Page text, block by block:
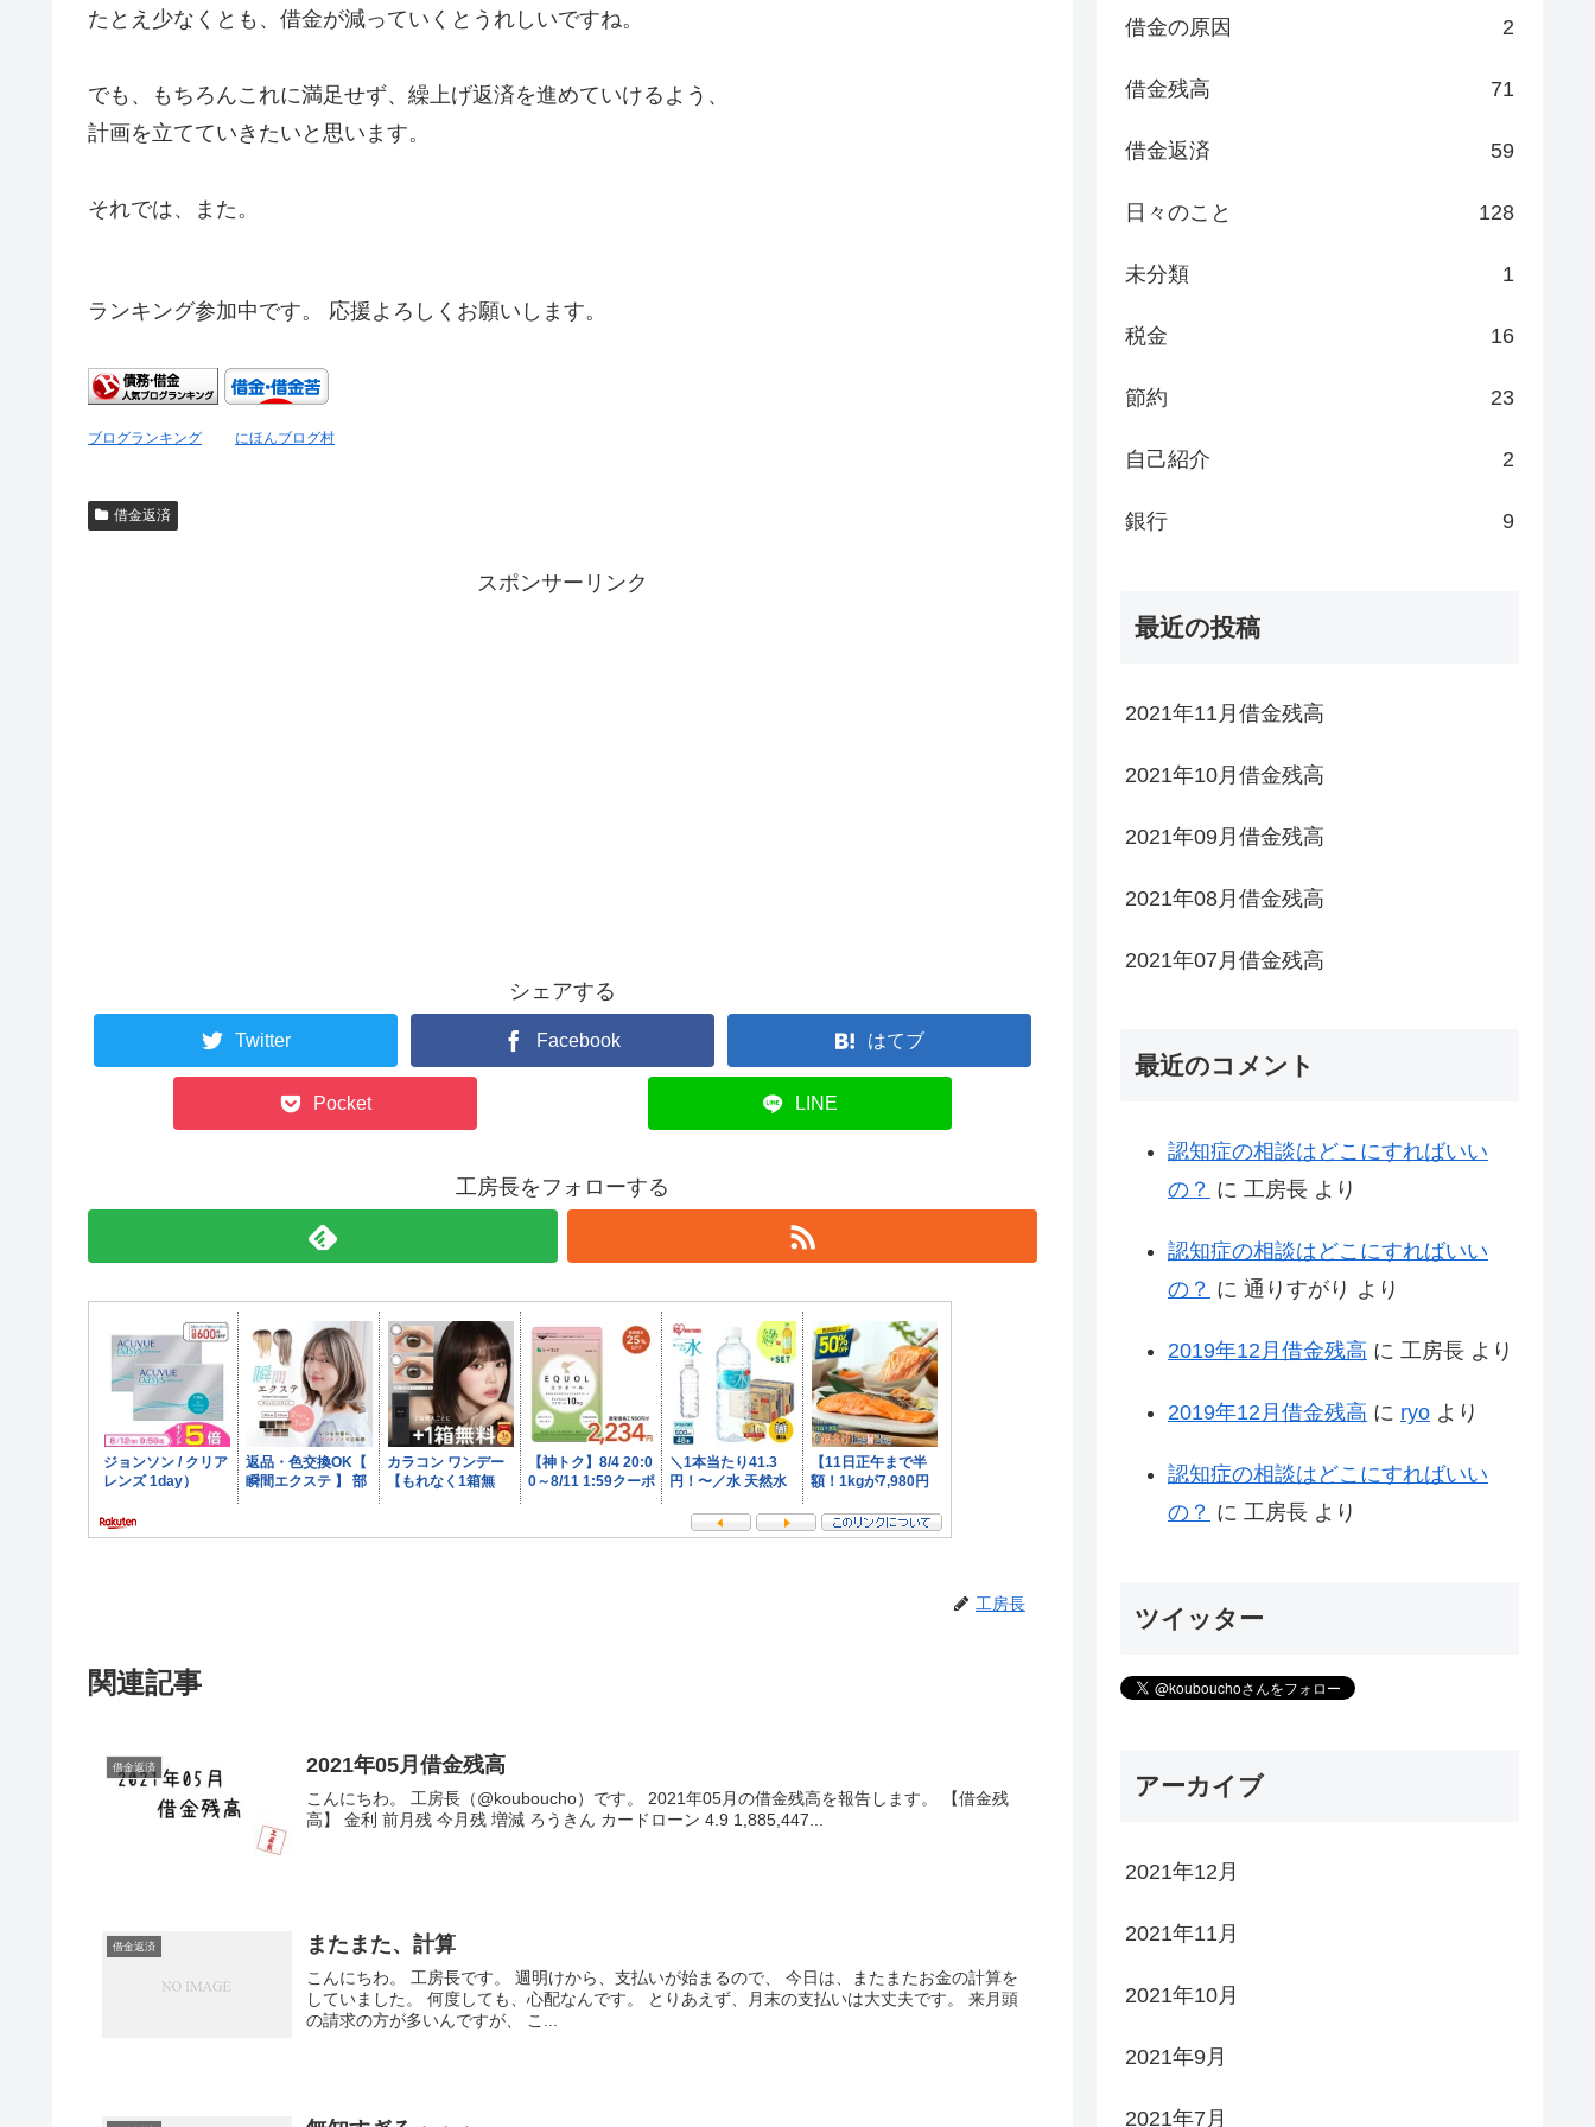
たとえ少なくとも、借金が減っていくとうれしいですね。
でも、もちろんこれに満足せず、繰上げ返済を進めていけるよう、
計画を立てていきたいと思います。
それでは、また。
ランキング参加中です。 応援よろしくお願いします。
ブログランキング にほんブログ村
借金返済
スポンサーリンク
シェアする
Twitter Facebook はてブ
Pocket LINE
工房長をフォローする
工房長
関連記事
借金返済 2021年05月借金残高
こんにちわ。 工房長（@kouboucho）です。 2021年05月の借金残高を報告します。 【借金残
高】 金利 前月残 今月残 増減 ろうきん カードローン 4.9 1,885,447...
借金返済 またまた、計算
こんにちわ。 工房長です。 週明けから、支払いが始まるので、 今日は、またまたお金の計算を
していました。 何度しても、心配なんです。 とりあえず、月末の支払いは大丈夫です。 来月頭
の請求の方が多いんですが、 こ...
借金の原因 2
借金残高 71
借金返済 59
日々のこと 128
未分類 1
税金 16
節約 23
自己紹介 2
銀行 9
最近の投稿
2021年11月借金残高
2021年10月借金残高
2021年09月借金残高
2021年08月借金残高
2021年07月借金残高
最近のコメント
認知症の相談はどこにすればいい
の？ に 工房長 より
認知症の相談はどこにすればいい
の？ に 通りすがり より
2019年12月借金残高 に 工房長 より
2019年12月借金残高 に ryo より
認知症の相談はどこにすればいい
の？ に 工房長 より
ツイッター
アーカイブ
2021年12月
2021年11月
2021年10月
2021年9月
2021年7月